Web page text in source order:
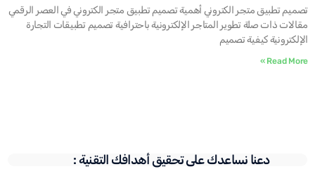
تصميم تطبيق متجر الكتروني أهمية تصميم تطبيق متجر الكتروني في العصر الرقمي
مقالات ذات صلة تطوير المتاجر الإلكترونية باحترافية تصميم تطبيقات التجارة
الإلكترونية كيفية تصميم
Read More »
دعنا نساعدك على تحقيق أهدافك التقنية :